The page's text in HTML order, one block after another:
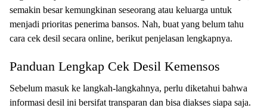
semakin besar kemungkinan seseorang atau keluarga untuk
menjadi prioritas penerima bansos. Nah, buat yang belum tahu
cara cek desil secara online, berikut penjelasan lengkapnya.
Panduan Lengkap Cek Desil Kemensos
Sebelum masuk ke langkah-langkahnya, perlu diketahui bahwa
informasi desil ini bersifat transparan dan bisa diakses siapa saja.